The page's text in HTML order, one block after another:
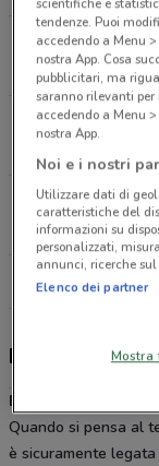
Via Delle
858 m
Via
Via Appia
2.1 km
Barilla, offerte
Barilla: un simbolo
Quando si pensa al
è sicuramente
tendenze. Puoi
accedendo a Menu
nostra App. Cosa
pubblicitari, ma
saranno rilevanti per
accedendo a Menu
nostra App.
Noi e i nostri
Utilizzare dati di
caratteristiche del
informazioni su
personalizzati,
annunci, ricerche
Elenco dei partner